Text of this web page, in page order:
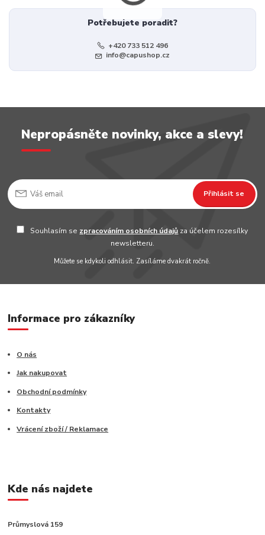
Potřebujete poradit?
+420 733 512 496
info@capushop.cz
Nepropásněte novinky, akce a slevy!
Přihlásit se
Souhlasím se zpracováním osobních údajů za účelem rozesílky
newsletteru.
Můžete se kdykoli odhlásit. Zasíláme dvakrát ročně.
Informace pro zákazníky
O nás
Jak nakupovat
Obchodní podmínky
Kontakty
Vrácení zboží / Reklamace
Kde nás najdete
Průmyslová 159